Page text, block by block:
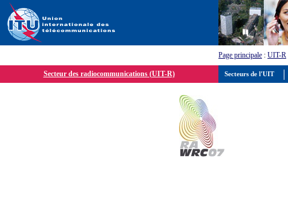
Page principale : UIT-R
Secteur des radiocommunications (UIT-R) Secteurs de l'UIT